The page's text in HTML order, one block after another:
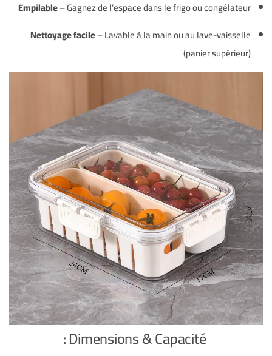
Empilable– Gagnez de l’espace dans le frigo ou congélateur
Nettoyage facile– Lavable à la main ou au lave-vaisselle
(panier supérieur)
Dimensions & Capacité :